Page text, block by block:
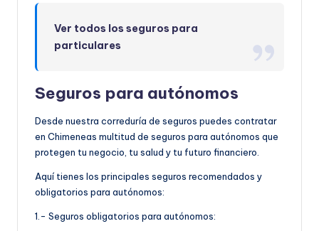
Ver todos los seguros para
particulares
Seguros para autónomos
Desde nuestra correduría de seguros puedes contratar
en Chimeneas multitud de seguros para autónomos que
protegen tu negocio, tu salud y tu futuro financiero.
Aquí tienes los principales seguros recomendados y
obligatorios para autónomos:
1.- Seguros obligatorios para autónomos: